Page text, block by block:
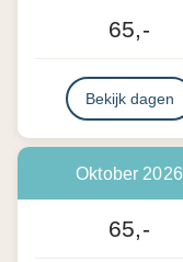
65,-
Bekijk dagen
Oktober 2026
65,-